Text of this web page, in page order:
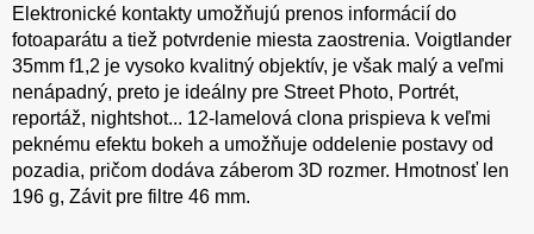
Elektronické kontakty umožňujú prenos informácií do
fotoaparátu a tiež potvrdenie miesta zaostrenia. Voigtlander
35mm f1,2 je vysoko kvalitný objektív, je však malý a veľmi
nenápadný, preto je ideálny pre Street Photo, Portrét,
reportáž, nightshot... 12-lamelová clona prispieva k veľmi
peknému efektu bokeh a umožňuje oddelenie postavy od
pozadia, pričom dodáva záberom 3D rozmer. Hmotnosť len
196 g, Závit pre filtre 46 mm.